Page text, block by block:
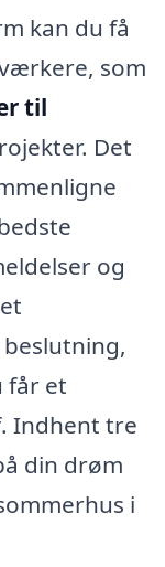
kan du få
som
til
Det
og
får et
Indhent tre
din drøm
i